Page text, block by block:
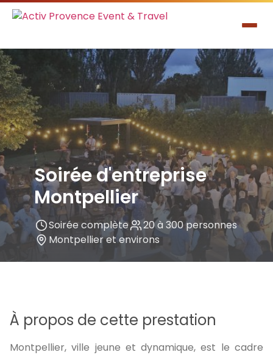
Soirée d'entreprise
Montpellier
Soirée complète
20 à 300 personnes
Montpellier et environs
À propos de cette prestation
Montpellier, ville jeune et dynamique, est le cadre